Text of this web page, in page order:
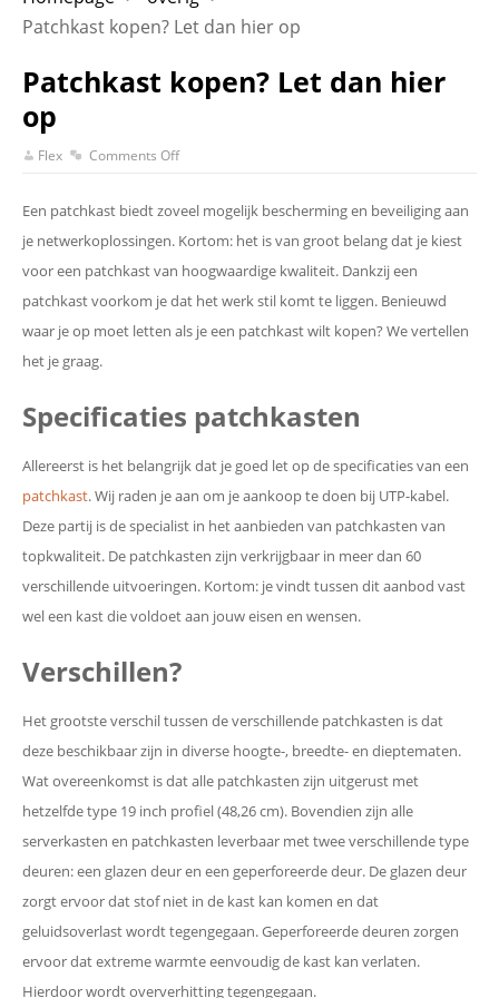
Patchkast kopen? Let dan hier op
Patchkast kopen? Let dan hier
op
Flex Comments Off
Een patchkast biedt zoveel mogelijk bescherming en beveiliging aan
je netwerkoplossingen. Kortom: het is van groot belang dat je kiest
voor een patchkast van hoogwaardige kwaliteit. Dankzij een
patchkast voorkom je dat het werk stil komt te liggen. Benieuwd
waar je op moet letten als je een patchkast wilt kopen? We vertellen
het je graag.
Specificaties patchkasten
Allereerst is het belangrijk dat je goed let op de specificaties van een
patchkast. Wij raden je aan om je aankoop te doen bij UTP-kabel.
Deze partij is de specialist in het aanbieden van patchkasten van
topkwaliteit. De patchkasten zijn verkrijgbaar in meer dan 60
verschillende uitvoeringen. Kortom: je vindt tussen dit aanbod vast
wel een kast die voldoet aan jouw eisen en wensen.
Verschillen?
Het grootste verschil tussen de verschillende patchkasten is dat
deze beschikbaar zijn in diverse hoogte-, breedte- en dieptematen.
Wat overeenkomst is dat alle patchkasten zijn uitgerust met
hetzelfde type 19 inch profiel (48,26 cm). Bovendien zijn alle
serverkasten en patchkasten leverbaar met twee verschillende type
deuren: een glazen deur en een geperforeerde deur. De glazen deur
zorgt ervoor dat stof niet in de kast kan komen en dat
geluidsoverlast wordt tegengegaan. Geperforeerde deuren zorgen
ervoor dat extreme warmte eenvoudig de kast kan verlaten.
Hierdoor wordt oververhitting tegengegaan.